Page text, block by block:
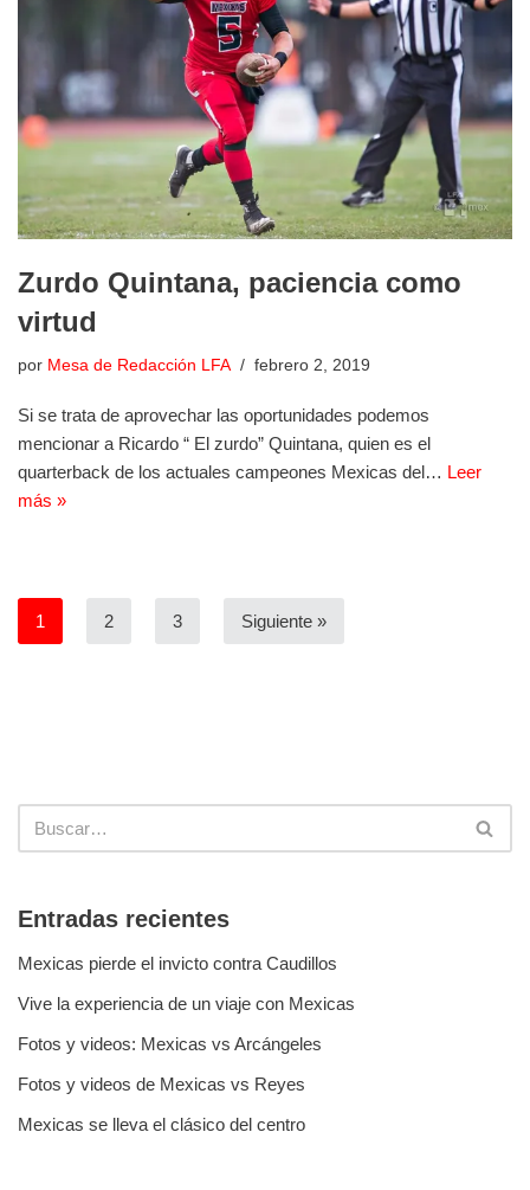
Zurdo Quintana, paciencia como
virtud
por Mesa de Redacción LFA febrero 2, 2019
Si se trata de aprovechar las oportunidades podemos
mencionar a Ricardo “ El zurdo” Quintana, quien es el
quarterback de los actuales campeones Mexicas del… Leer
más »
1 2 3 Siguiente »
Entradas recientes
Mexicas pierde el invicto contra Caudillos
Vive la experiencia de un viaje con Mexicas
Fotos y videos: Mexicas vs Arcángeles
Fotos y videos de Mexicas vs Reyes
Mexicas se lleva el clásico del centro